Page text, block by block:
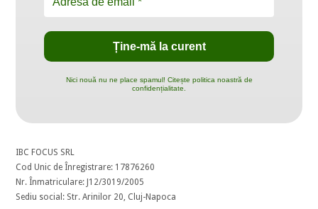
Nici nouă nu ne place spamul! Citește politica noastră de
confidențialitate.
IBC FOCUS SRL
Cod Unic de Înregistrare: 17876260
Nr. Înmatriculare: J12/3019/2005
Sediu social: Str. Arinilor 20, Cluj-Napoca